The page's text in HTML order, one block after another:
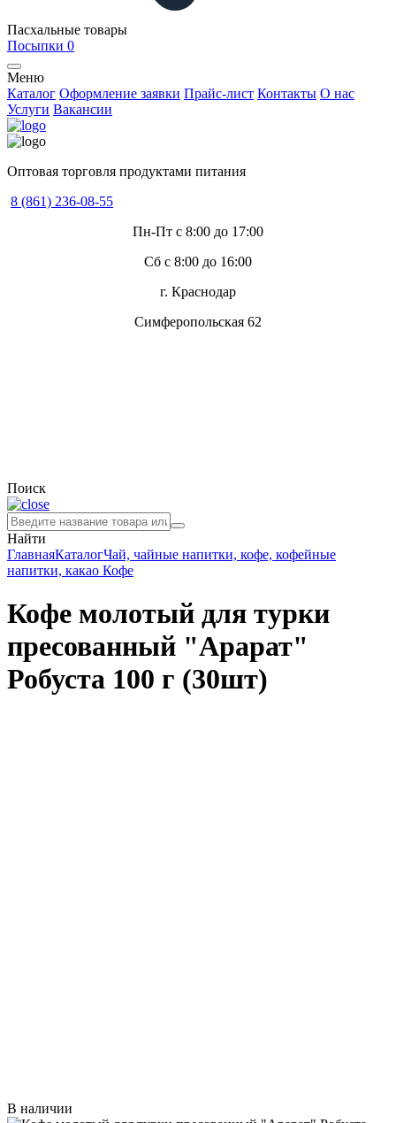
Пасхальные товары
Посыпки 0
Меню
Каталог Оформление заявки Прайс-лист Контакты О нас
Услуги Вакансии
Оптовая торговля продуктами питания
8 (861) 236-08-55
Пн-Пт с 8:00 до 17:00
Сб с 8:00 до 16:00
г. Краснодар
Симферопольская 62
Поиск
Найти
ГлавнаяКаталогЧай, чайные напитки, кофе, кофейные
напитки, какао Кофе
Кофе молотый для турки
пресованный "Арарат"
Робуста 100 г (30шт)
В наличии